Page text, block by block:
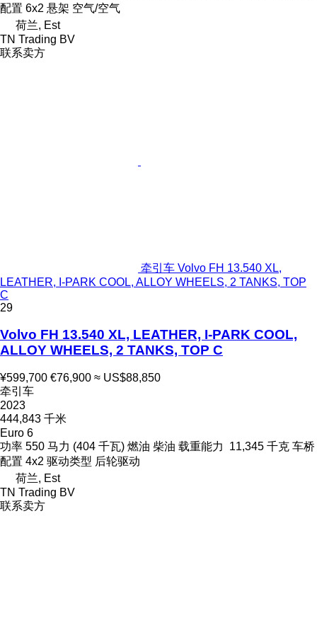
配置 6x2 悬架 空气/空气
荷兰, Est
TN Trading BV
联系卖方
牵引车 Volvo FH 13.540 XL,
LEATHER, I-PARK COOL, ALLOY WHEELS, 2 TANKS, TOP
C
29
Volvo FH 13.540 XL, LEATHER, I-PARK COOL,
ALLOY WHEELS, 2 TANKS, TOP C
¥599,700 €76,900 ≈ US$88,850
牵引车
2023
444,843 千米
Euro 6
功率 550 马力 (404 千瓦) 燃油 柴油 载重能力 11,345 千克 车桥
配置 4x2 驱动类型 后轮驱动
荷兰, Est
TN Trading BV
联系卖方